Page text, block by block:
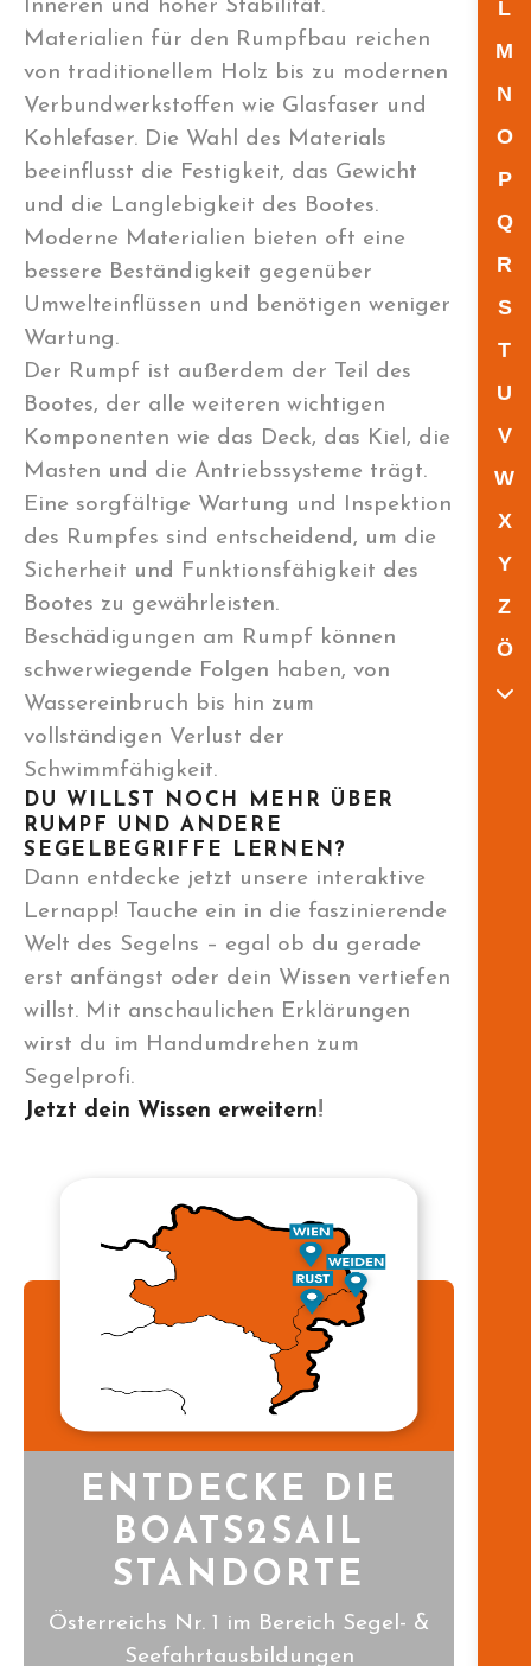
L
M
N
O
P
Q
R
S
T
U
V
W
X
Y
Z
Ö
Inneren und hoher Stabilität.
Materialien für den Rumpfbau reichen
von traditionellem Holz bis zu modernen
Verbundwerkstoffen wie Glasfaser und
Kohlefaser. Die Wahl des Materials
beeinflusst die Festigkeit, das Gewicht
und die Langlebigkeit des Bootes.
Moderne Materialien bieten oft eine
bessere Beständigkeit gegenüber
Umwelteinflüssen und benötigen weniger
Wartung.
Der Rumpf ist außerdem der Teil des
Bootes, der alle weiteren wichtigen
Komponenten wie das Deck, das Kiel, die
Masten und die Antriebssysteme trägt.
Eine sorgfältige Wartung und Inspektion
des Rumpfes sind entscheidend, um die
Sicherheit und Funktionsfähigkeit des
Bootes zu gewährleisten.
Beschädigungen am Rumpf können
schwerwiegende Folgen haben, von
Wassereinbruch bis hin zum
vollständigen Verlust der
Schwimmfähigkeit.
DU WILLST NOCH MEHR ÜBER
RUMPF UND ANDERE
SEGELBEGRIFFE LERNEN?
Dann entdecke jetzt unsere interaktive
Lernapp! Tauche ein in die faszinierende
Welt des Segelns – egal ob du gerade
erst anfängst oder dein Wissen vertiefen
willst. Mit anschaulichen Erklärungen
wirst du im Handumdrehen zum
Segelprofi.
Jetzt dein Wissen erweitern!
ENTDECKE DIE
BOATS2SAIL
STANDORTE
Österreichs Nr. 1 im Bereich Segel- &
Seefahrtausbildungen